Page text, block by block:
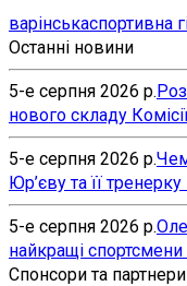
варінськаспортивна
Останні новини
5-е серпня 2026 р.
нового складу
5-е серпня 2026 р.
Юр’єву та її
5-е серпня 2026 р.
найкращі
Спонсори та